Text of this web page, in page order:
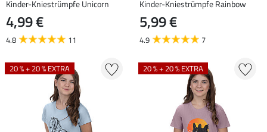
Kinder-Kniestrümpfe Unicorn
4,99 €
4.8 11
Kinder-Kniestrümpfe Rainbow
5,99 €
4.9 7
20 % + 20 % EXTRA 20 % + 20 % EXTRA